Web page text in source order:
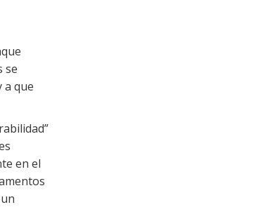
se
a que
en el